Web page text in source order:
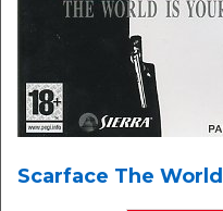
Scarface The